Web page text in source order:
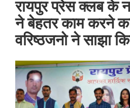
रायपुर प्रेस क्लब के
ने बेहतर काम करने
वरिष्ठजनो ने साझा